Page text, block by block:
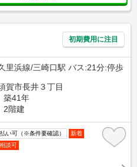
初期費用に注目
里浜線/三崎口駅 バス:21分:停歩
賀市長井３丁目
築41年
2階建
い可（※条件要確認）
新着
談可